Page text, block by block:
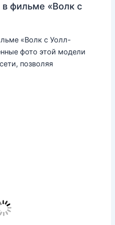
фильме «Волк с
«Волк с Уолл-
фото этой модели
позволяя